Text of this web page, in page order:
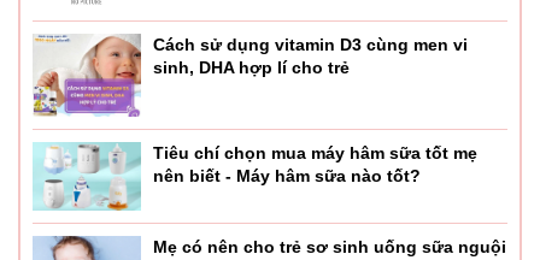
Cách sử dụng vitamin D3 cùng men vi
sinh, DHA hợp lí cho trẻ
Tiêu chí chọn mua máy hâm sữa tốt mẹ
nên biết - Máy hâm sữa nào tốt?
Mẹ có nên cho trẻ sơ sinh uống sữa nguội